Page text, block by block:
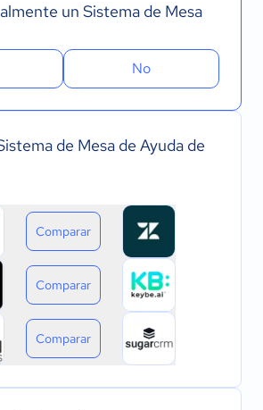
un Sistema de Mesa
No
de Mesa de Ayuda de
Comparar
Comparar
Comparar